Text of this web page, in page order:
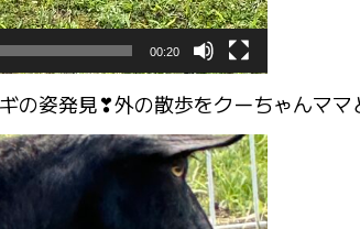
00:20
の姿発見❣外の散歩をクーちゃんママ